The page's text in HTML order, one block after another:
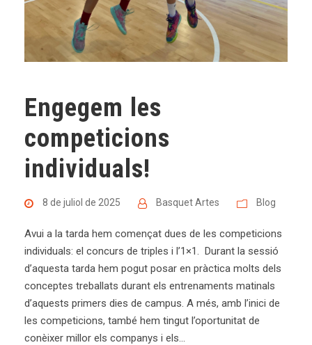
Engegem les
competicions
individuals!
8 de juliol de 2025 Basquet Artes Blog
Avui a la tarda hem començat dues de les competicions
individuals: el concurs de triples i l’1×1. Durant la sessió
d’aquesta tarda hem pogut posar en pràctica molts dels
conceptes treballats durant els entrenaments matinals
d’aquests primers dies de campus. A més, amb l’inici de
les competicions, també hem tingut l’oportunitat de
conèixer millor els companys i els...